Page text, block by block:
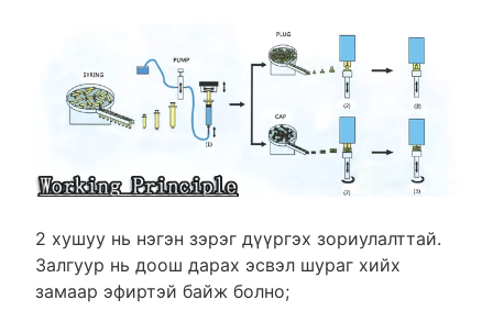
2 хушуу нь нэгэн зэрэг дүүргэх зориулалттай.
Залгуур нь доош дарах эсвэл шураг хийх
замаар эфиртэй байж болно;